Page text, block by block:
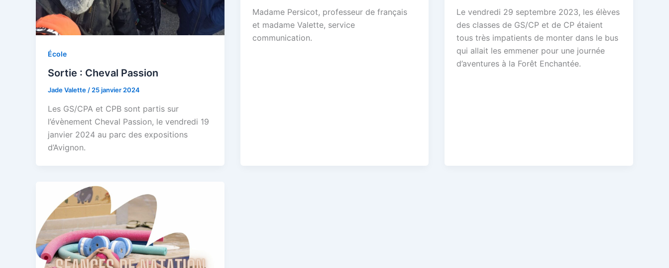
École
Sortie : Cheval Passion
Jade Valette / 25 janvier 2024
Les GS/CPA et CPB sont partis sur
l’évènement Cheval Passion, le vendredi 19
janvier 2024 au parc des expositions
d’Avignon.
Madame Persicot, professeur de français
et madame Valette, service
communication.
Le vendredi 29 septembre 2023, les élèves
des classes de GS/CP et de CP étaient
tous très impatients de monter dans le bus
qui allait les emmener pour une journée
d’aventures à la Forêt Enchantée.